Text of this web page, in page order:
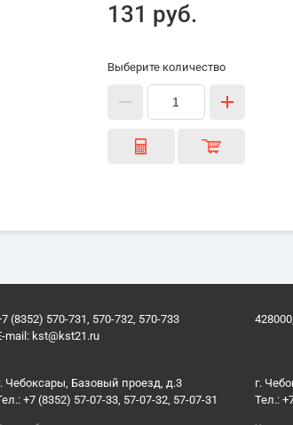
131 руб.
Выберите количество
(8352) 570-731, 570-732, 570-733
mail: kst@kst21.ru
Чебоксары, Базовый проезд, д.3
+7 (8352) 57-07-33, 57-07-32, 57-07-31
г.
Тел.: